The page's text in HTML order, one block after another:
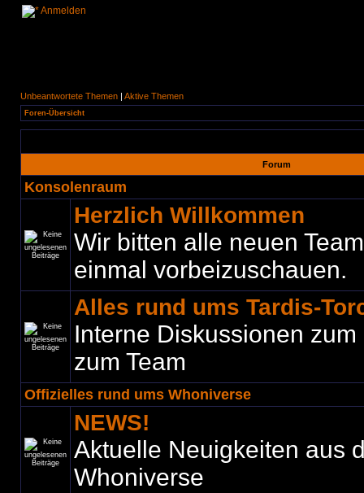
Anmelden
Unbeantwortete Themen | Aktive Themen
Foren-Übersicht
Forum
Konsolenraum
Herzlich Willkommen
Wir bitten alle neuen
einmal vorbeizuschauen.
Alles rund ums Tardis-
Interne Diskussionen
zum Team
Offizielles rund ums Whoniverse
NEWS!
Aktuelle Neuigkeiten aus
Whoniverse